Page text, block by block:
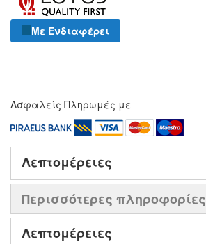
Με Ενδιαφέρει
Ασφαλείς Πληρωμές με
Λεπτομέρειες
Περισσότερες πληροφορίες
Λεπτομέρειες